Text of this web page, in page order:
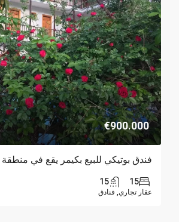
€900.000
15
15
عقار تجاري, فنادق